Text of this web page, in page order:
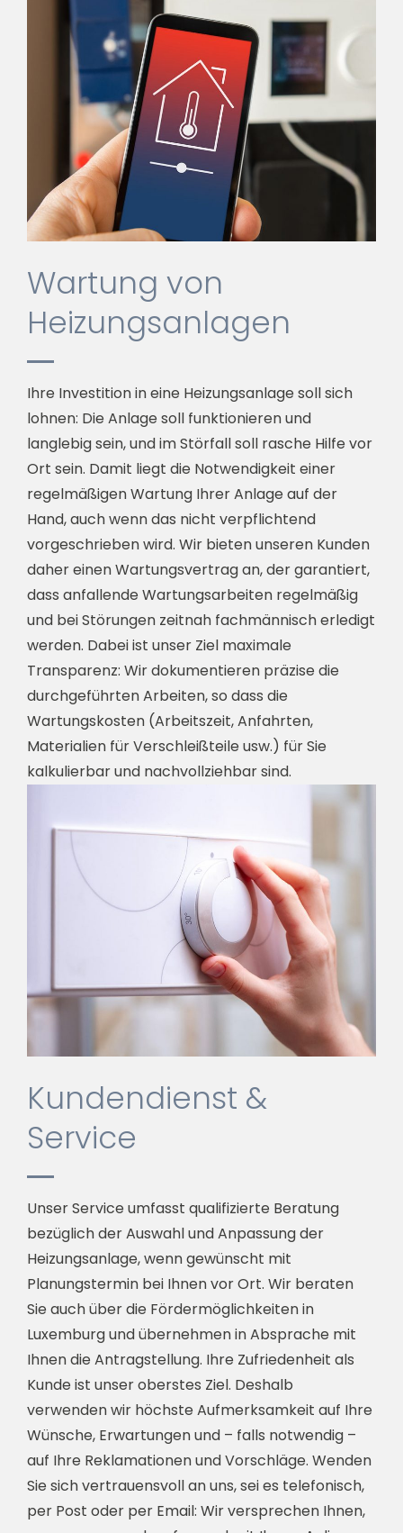
Wartung von
Heizungsanlagen
Ihre Investition in eine Heizungsanlage soll sich
lohnen: Die Anlage soll funktionieren und
langlebig sein, und im Störfall soll rasche Hilfe vor
Ort sein. Damit liegt die Notwendigkeit einer
regelmäßigen Wartung Ihrer Anlage auf der
Hand, auch wenn das nicht verpflichtend
vorgeschrieben wird. Wir bieten unseren Kunden
daher einen Wartungsvertrag an, der garantiert,
dass anfallende Wartungsarbeiten regelmäßig
und bei Störungen zeitnah fachmännisch erledigt
werden. Dabei ist unser Ziel maximale
Transparenz: Wir dokumentieren präzise die
durchgeführten Arbeiten, so dass die
Wartungskosten (Arbeitszeit, Anfahrten,
Materialien für Verschleißteile usw.) für Sie
kalkulierbar und nachvollziehbar sind.
Kundendienst &
Service
Unser Service umfasst qualifizierte Beratung
bezüglich der Auswahl und Anpassung der
Heizungsanlage, wenn gewünscht mit
Planungstermin bei Ihnen vor Ort. Wir beraten
Sie auch über die Fördermöglichkeiten in
Luxemburg und übernehmen in Absprache mit
Ihnen die Antragstellung. Ihre Zufriedenheit als
Kunde ist unser oberstes Ziel. Deshalb
verwenden wir höchste Aufmerksamkeit auf Ihre
Wünsche, Erwartungen und – falls notwendig –
auf Ihre Reklamationen und Vorschläge. Wenden
Sie sich vertrauensvoll an uns, sei es telefonisch,
per Post oder per Email: Wir versprechen Ihnen,